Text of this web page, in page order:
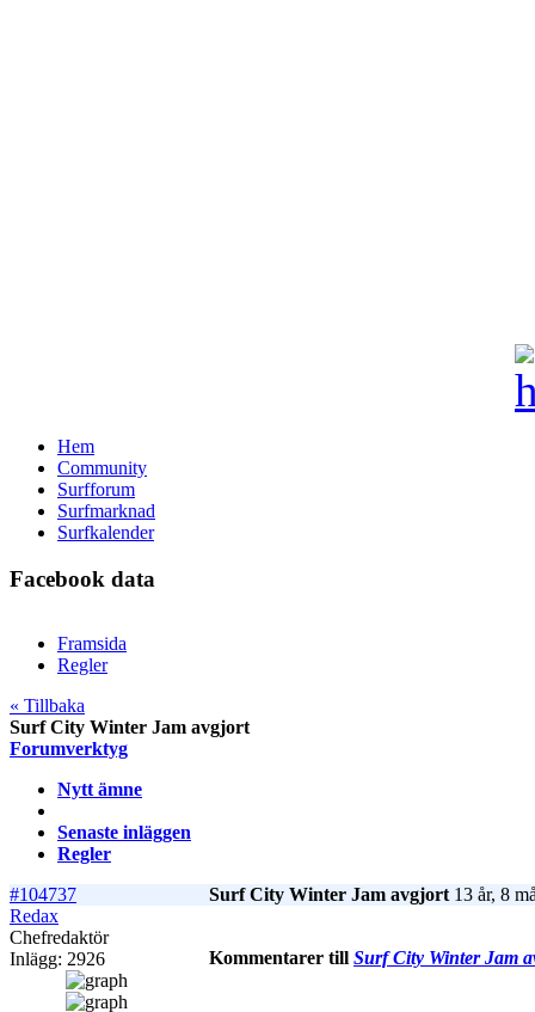
Hem
Community
Surfforum
Surfmarknad
Surfkalender
Facebook data
Framsida
Regler
« Tillbaka
Surf City Winter Jam avgjort
Forumverktyg
Nytt ämne
Senaste inläggen
Regler
#104737
Surf City Winter Jam avgjort13 år, 8
Redax
Chefredaktör
Inlägg: 2926
Kommentarer till Surf City Winter Jam